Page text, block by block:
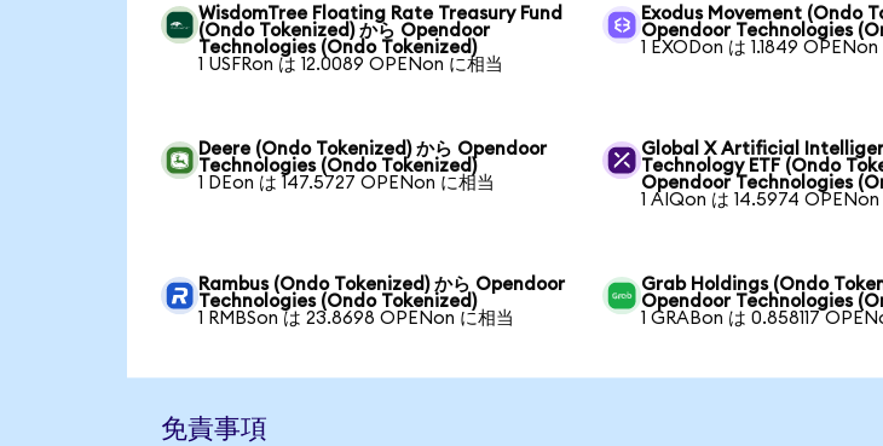
WisdomTree Floating Rate Treasury Fund
(Ondo Tokenized) から Opendoor
Technologies (Ondo Tokenized)
1 USFRon は 12.0089 OPENon に相当
Exodus Movement (Ondo
Opendoor Technologies
1 EXODon は 1.1849 OPENon
Deere (Ondo Tokenized) から Opendoor
Technologies (Ondo Tokenized)
1 DEon は 147.5727 OPENon に相当
Global X Artificial
Technology ETF (Ondo
Opendoor Technologies
1 AIQon は 14.5974 OPENon
Rambus (Ondo Tokenized) から Opendoor
Technologies (Ondo Tokenized)
1 RMBSon は 23.8698 OPENon に相当
Grab Holdings (Ondo
Opendoor Technologies
1 GRABon は 0.858117
免責事項